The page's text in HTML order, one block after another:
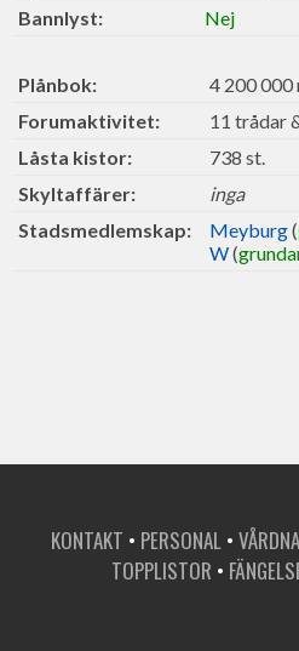
Bannlyst:
Nej
Plånbok:
4 200 000
Forumaktivitet:
11 trådar
Låsta kistor:
738 st.
Skyltaffärer:
inga
Stadsmedlemskap:
Meyburg(
W(
KONTAKT • PERSONAL •
TOPPLISTOR •